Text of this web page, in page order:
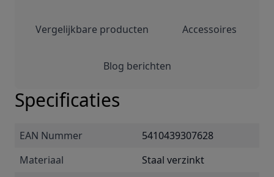
Vergelijkbare producten Accessoires
Blog berichten
Specificaties
EAN Nummer
5410439307628
Materiaal
Staal verzinkt